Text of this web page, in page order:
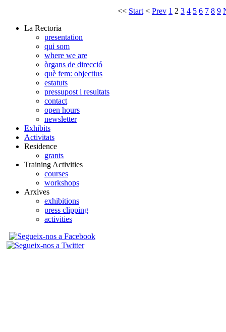
<< Start < Prev 1 2 3 4 5 6 7 8 9
La Rectoria
presentation
qui som
where we are
òrgans de direcció
què fem: objectius
estatuts
pressupost i resultats
contact
open hours
newsletter
Exhibits
Activitats
Residence
grants
Training Activities
courses
workshops
Arxives
exhibitions
press clipping
activities